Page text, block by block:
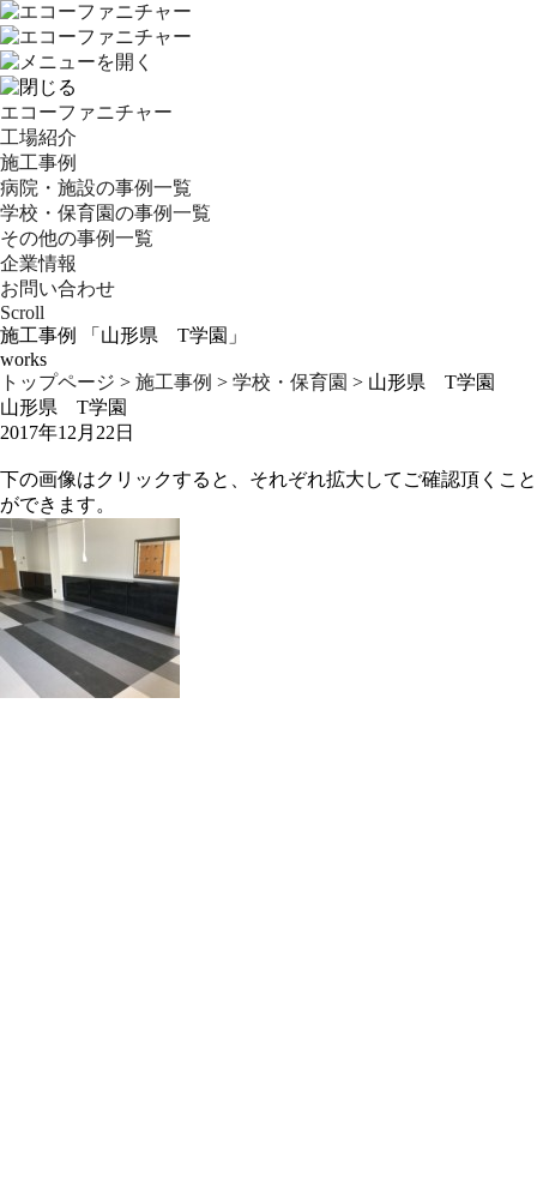
エコーファニチャー
工場紹介
施工事例
病院・施設の事例一覧
学校・保育園の事例一覧
その他の事例一覧
企業情報
お問い合わせ
Scroll
施工事例 「山形県 T学園」
works
トップページ > 施工事例 > 学校・保育園 > 山形県 T学園
山形県 T学園
2017年12月22日
下の画像はクリックすると、それぞれ拡大してご確認頂くこと
ができます。